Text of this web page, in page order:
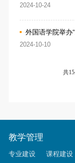
2024-10-24
外国语学院举办
2024-10-10
共
教学管理
专业建设 课程建设